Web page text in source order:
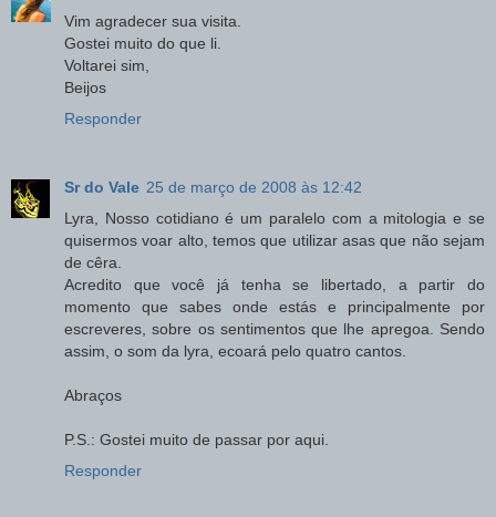
Vim agradecer sua visita.
Gostei muito do que li.
Voltarei sim,
Beijos
Responder
Sr do Vale 25 de março de 2008 às 12:42
Lyra, Nosso cotidiano é um paralelo com a mitologia e se
quisermos voar alto, temos que utilizar asas que não sejam
de cêra.
Acredito que você já tenha se libertado, a partir do
momento que sabes onde estás e principalmente por
escreveres, sobre os sentimentos que lhe apregoa. Sendo
assim, o som da lyra, ecoará pelo quatro cantos.
Abraços
P.S.: Gostei muito de passar por aqui.
Responder